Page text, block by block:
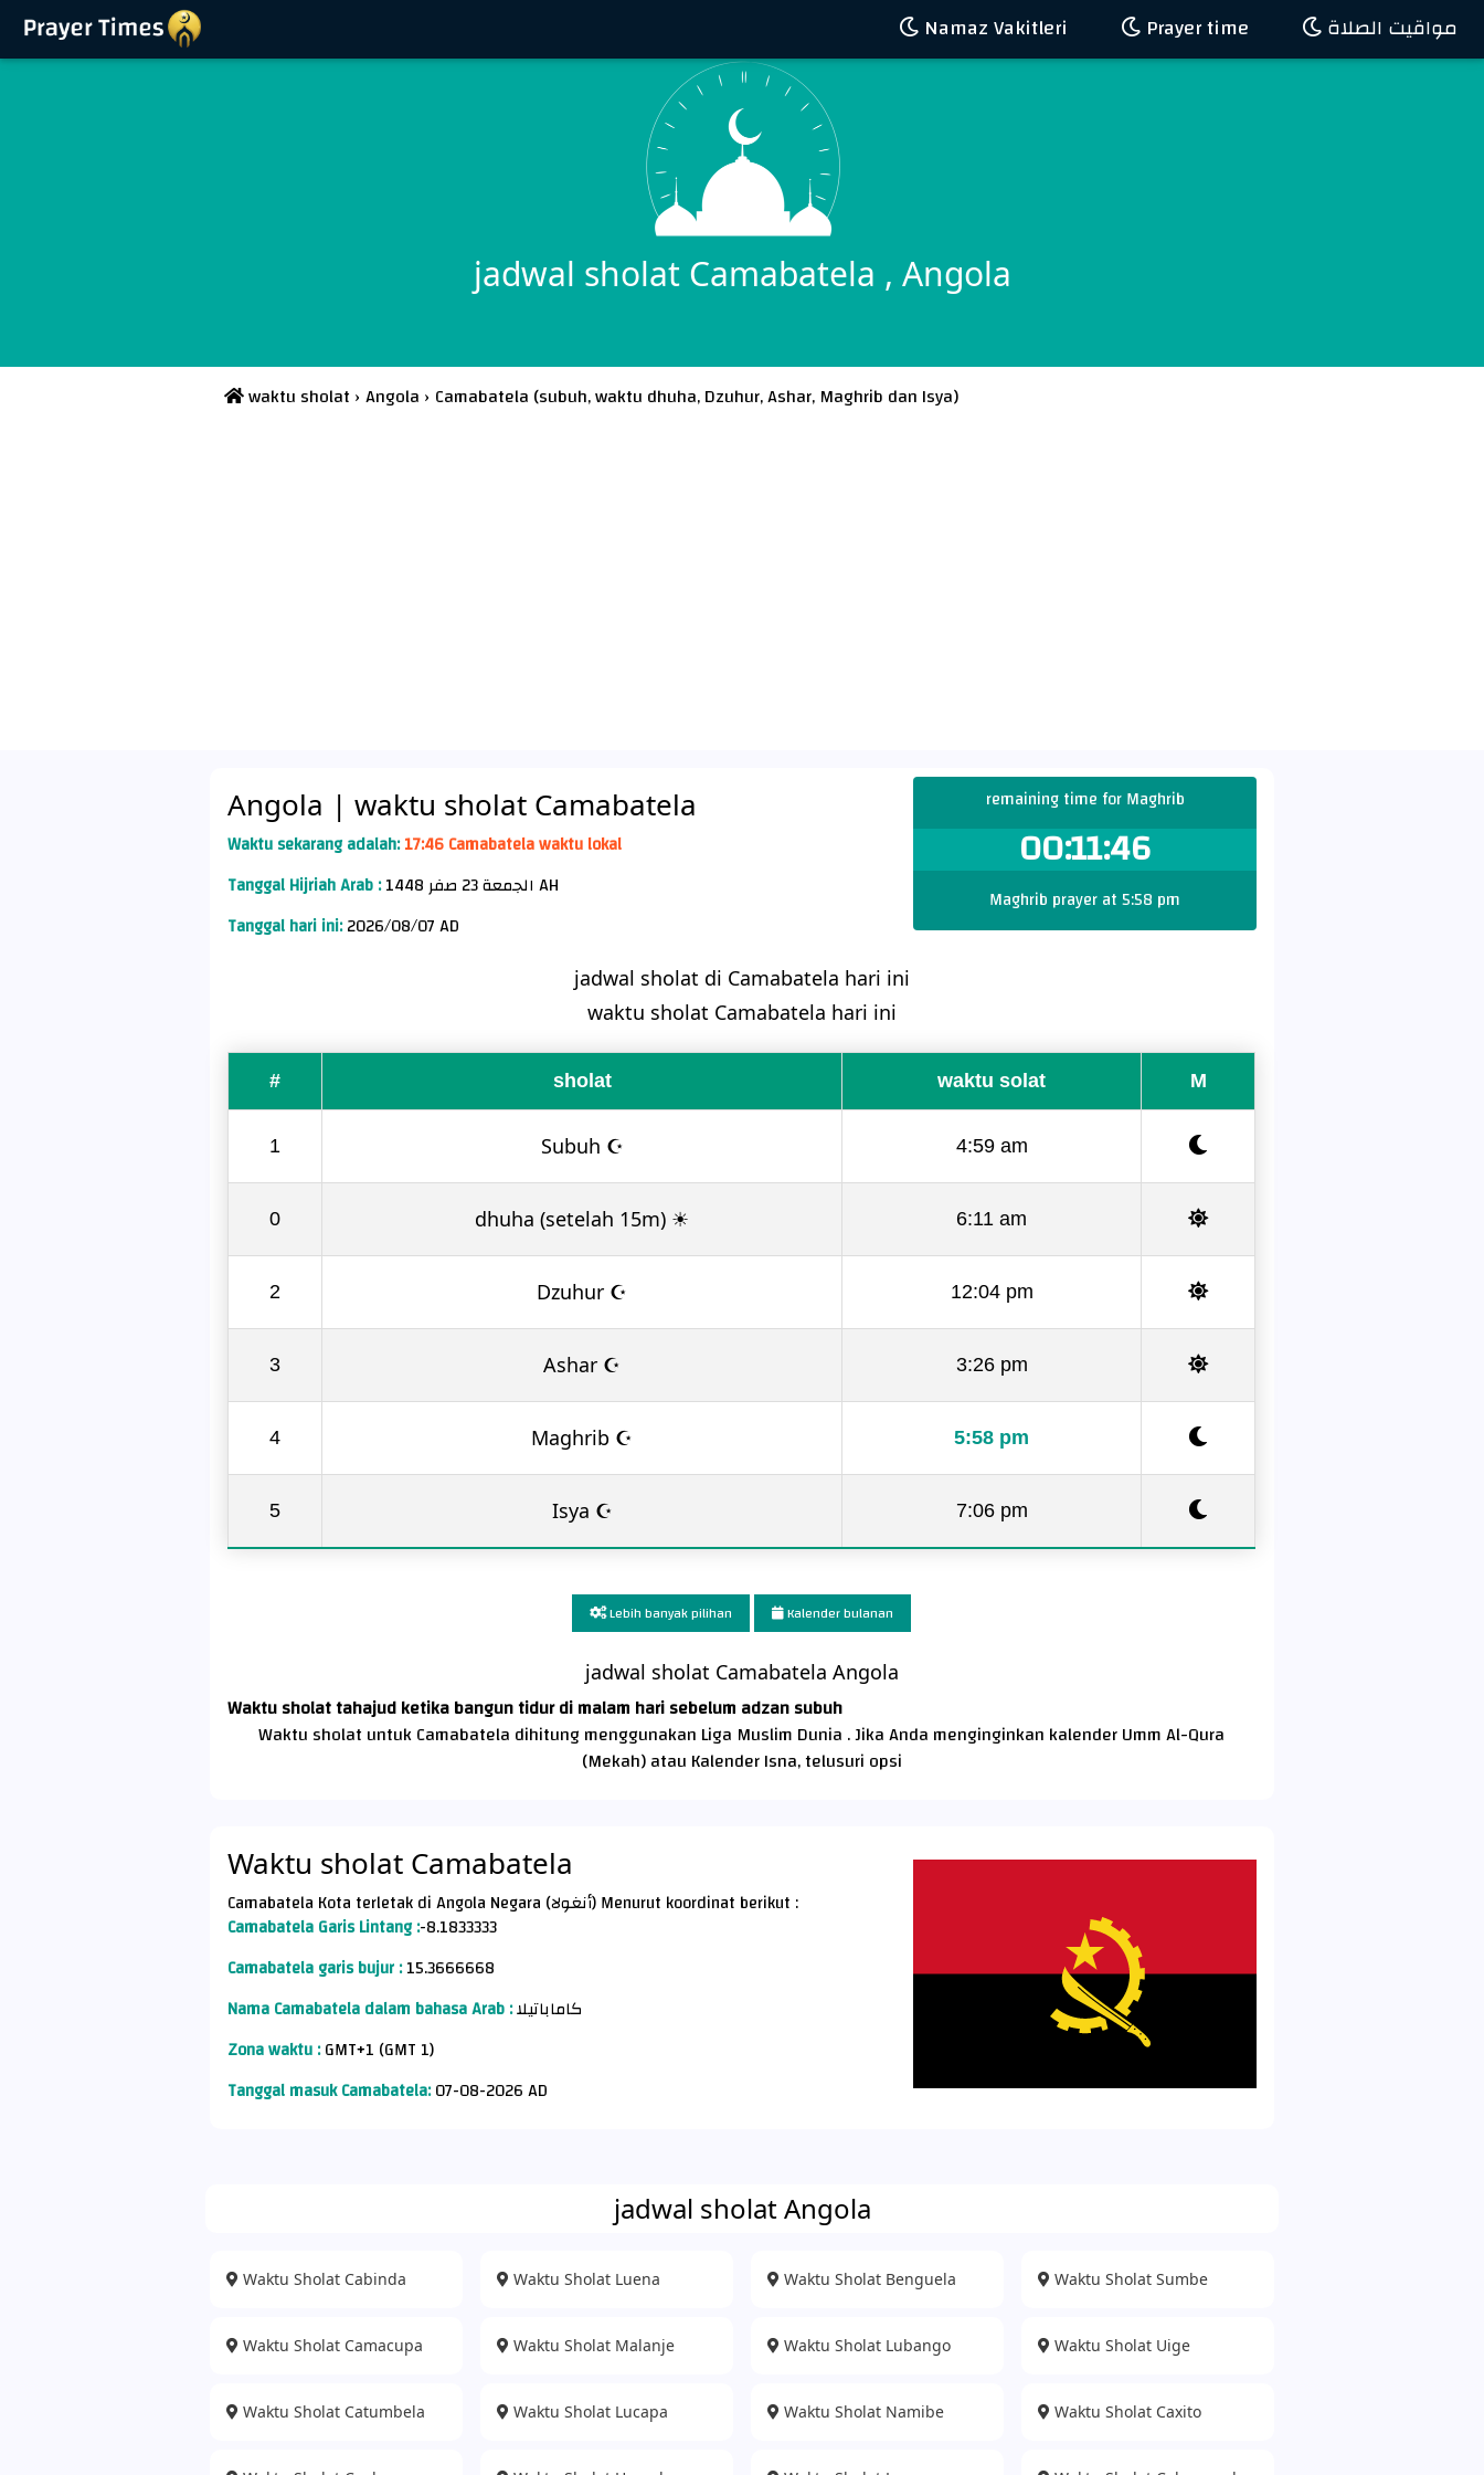
مواقيت الصلاة Prayer time
Namaz Vakitleri
jadwal sholat Camabatela , Angola
waktu sholat › Angola › Camabatela (subuh,waktu dhuha,Dzuhur,Ashar, Maghrib dan Isya)
Angola | waktu sholat Camabatela
Waktu sekarang adalah:17:46 Camabatela waktu lokal
Tanggal Hijriah Arab :
الجمعة 23 صفر 1448 AH
Tanggal hari ini:2026/08/07 AD
remaining time for Maghrib
00:11:45
Maghrib prayer at 5:58 pm
jadwal sholat di Camabatela hari ini
waktu sholat Camabatela hari ini
# sholat waktu solat M
1 Subuh ☪ 4:59 am
0 dhuha (setelah 15m) ☀ 6:11 am
2 Dzuhur ☪ 12:04 pm
3 Ashar ☪ 3:26 pm
4 Maghrib ☪ 5:58 pm
5 Isya ☪ 7:06 pm
Lebih banyak pilihan Kalender bulanan
jadwal sholat Camabatela Angola
Waktu sholat tahajud ketika bangun tidur di malam hari sebelum adzan subuh
Waktu sholat untuk Camabatela dihitung menggunakan Liga Muslim Dunia . Jika Anda menginginkan kalender Umm Al-Qura
(Mekah) atau Kalender Isna, telusuri opsi
Waktu sholat Camabatela
Camabatela Kota terletak di Angola Negara (أنغولا) Menurut koordinat berikut :
Camabatela Garis Lintang :-8.1833333
Camabatela garis bujur :15.3666668
Nama Camabatela dalam bahasa Arab :كاماباتيلا
Zona waktu :GMT+1 (GMT 1)
Tanggal masuk Camabatela:07-08-2026 AD
jadwal sholat Angola
Waktu Sholat Cabinda Waktu Sholat Luena Waktu Sholat Benguela Waktu Sholat Sumbe
Waktu Sholat Camacupa Waktu Sholat Malanje Waktu Sholat Lubango Waktu Sholat Uige
Waktu Sholat Catumbela Waktu Sholat Lucapa Waktu Sholat Namibe Waktu Sholat Caxito